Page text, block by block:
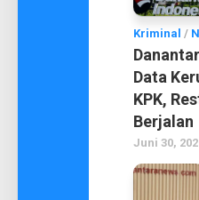
Kriminal /
Data
KPK,
Berjalan
Juni 30,